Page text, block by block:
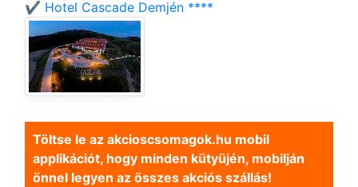
✔️ Hotel Cascade Demjén ****
Töltse le az akcioscsomagok.hu mobil
applikációt, hogy minden kütyüjén, mobilján
önnel legyen az összes akciós szállás!